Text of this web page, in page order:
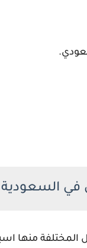
في السعودية
المختلفة منها